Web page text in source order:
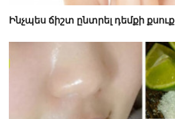
Ինչպես ճիշտ ընտրել դեմքի քսուք